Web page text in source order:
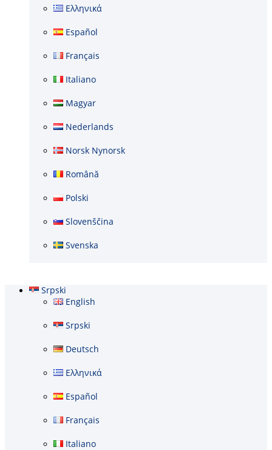
Ελληνικά
Español
Français
Italiano
Magyar
Nederlands
Norsk Nynorsk
Română
Polski
Slovenščina
Svenska
Srpski
English
Srpski
Deutsch
Ελληνικά
Español
Français
Italiano